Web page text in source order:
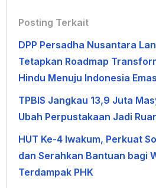
Posting Terkait
DPP Persadha Nusantara
Tetapkan Roadmap
Hindu Menuju Indonesia
TPBIS Jangkau 13,9 Juta
Ubah Perpustakaan Jadi
HUT Ke-4 Iwakum, Perkuat
dan Serahkan Bantuan bagi
Terdampak PHK